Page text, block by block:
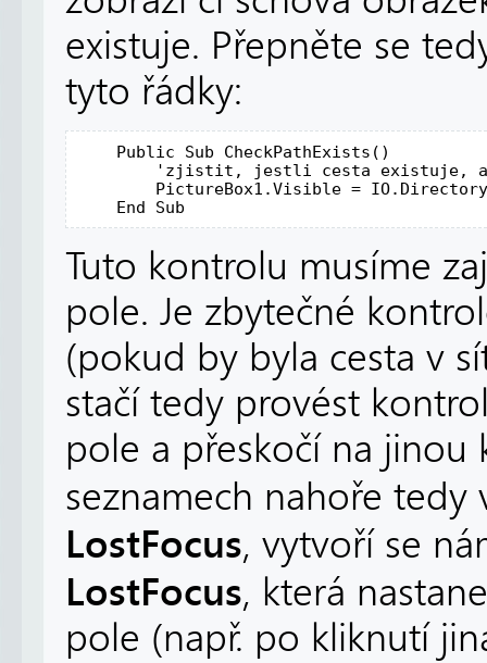
existuje. Přepněte se
tyto řádky:
Public Sub CheckPathExists()
'zjistit, jestli cesta existuje, a
PictureBox1.Visible =
End
Sub
Tuto kontrolu musíme
pole. Je zbytečné
(pokud by byla cesta v
stačí tedy provést
pole a přeskočí na jinou
seznamech nahoře
LostFocus, vytvoří se
LostFocus, která
pole (např. po kliknutí